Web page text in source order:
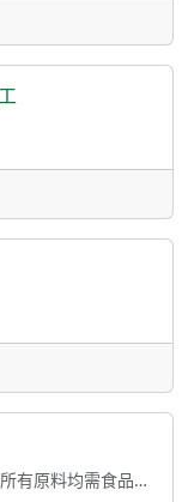
我司现需采购各类食品原料1、所有原料均需食品国标合规等级，具备完整营业执照、SC食品生产许可证。2、谷物类原料默认要求非转基